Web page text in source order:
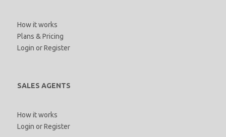
How it works
Plans & Pricing
Login orRegister
SALES AGENTS
How it works
Login orRegister